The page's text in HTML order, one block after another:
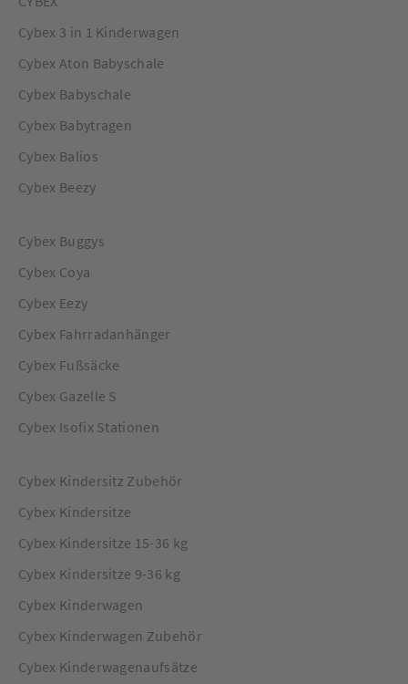
Cybex 3 in 1 Kinderwagen
Cybex Aton Babyschale
Cybex Babyschale
Cybex Babytragen
Cybex Balios
Cybex Beezy
Cybex Buggys
Cybex Coya
Cybex Eezy
Cybex Fahrradanhänger
Cybex Fußsäcke
Cybex Gazelle S
Cybex Isofix Stationen
Cybex Kindersitz Zubehör
Cybex Kindersitze
Cybex Kindersitze 15-36 kg
Cybex Kindersitze 9-36 kg
Cybex Kinderwagen
Cybex Kinderwagen Zubehör
Cybex Kinderwagenaufsätze